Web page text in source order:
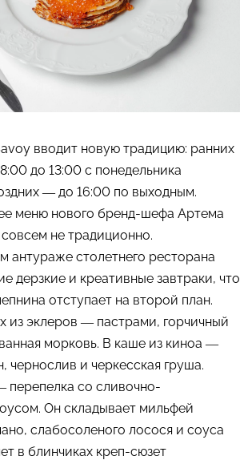
вводит новую традицию: ранних
до 13:00 с понедельника
— до 16:00 по выходным.
меню нового бренд-шефа Артема
не традиционно.
антураже столетнего ресторана
дерзкие и креативные завтраки, что
отступает на второй план.
из эклеров — пастрами, горчичный
морковь. В каше из киноа —
чернослив и черкесская груша.
перепелка со сливочно-
Он складывает мильфей
слабосоленого лосося и соуса
в блинчиках креп-сюзет